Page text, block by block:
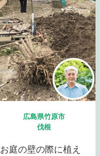
広島県竹原市
伐根
お庭の壁の際に植え